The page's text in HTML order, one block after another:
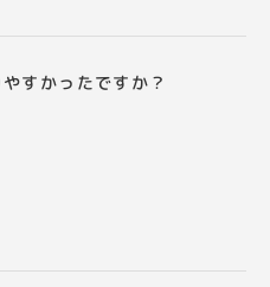
すかったですか？